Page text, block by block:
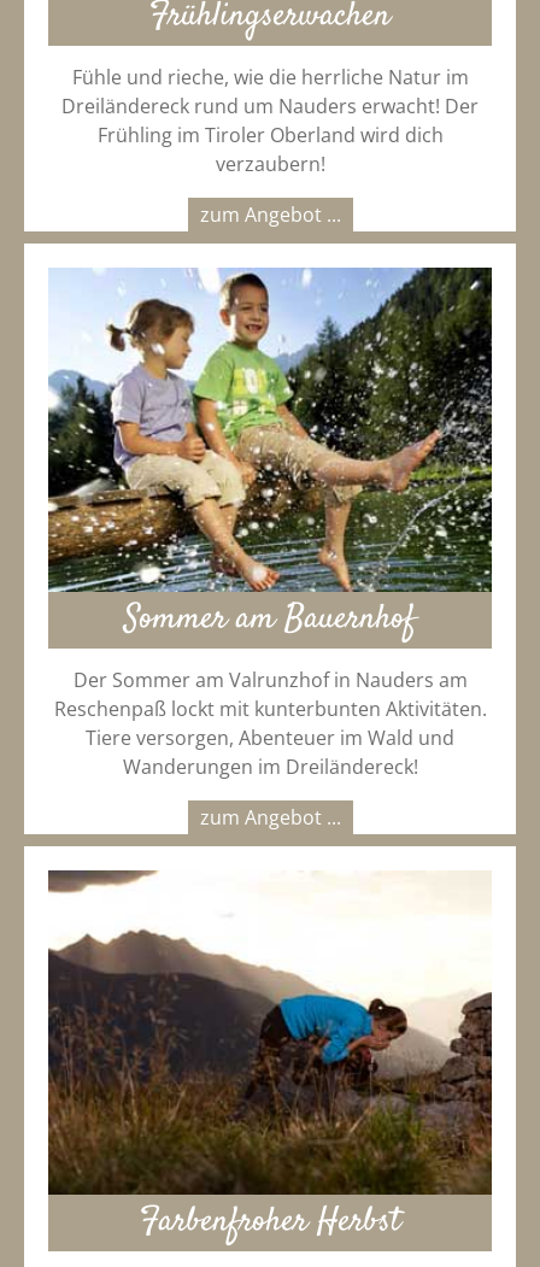
Frühlingserwachen
Fühle und rieche, wie die herrliche Natur im
Dreiländereck rund um Nauders erwacht! Der
Frühling im Tiroler Oberland wird dich
verzaubern!
zum Angebot ...
Sommer am Bauernhof
Der Sommer am Valrunzhof in Nauders am
Reschenpaß lockt mit kunterbunten Aktivitäten.
Tiere versorgen, Abenteuer im Wald und
Wanderungen im Dreiländereck!
zum Angebot ...
Farbenfroher Herbst